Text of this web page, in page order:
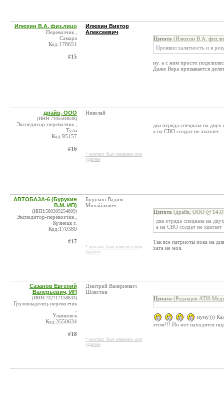
Илюхин В.А. физ.лицо
Перевозчик ,
Самара
Код:178651
#15
Илюхин Виктор
Алексеевич
Цитата (Илюхин В.А.
Проявил халатность и в
ну. а с ним просто
Даже Вера призывается
драйв, ООО
(ИНН:7105500638)
Экспедитор-перевозчик ,
Тула
Код:95157
#16
Николай
* контакт был изменен или
удален
два отряда спецназа на
а на СВО солдат не хватает
АВТОБАЗА-6 (Бурукин
В.М. ИП)
(ИНН:580309254809)
Экспедитор-перевозчик ,
Кузнецк г.
Код:170380
#17
Бурукин Вадим
Михайлович
* контакт был изменен или
удален
Цитата (драйв, ООО @
два отряда спецназа на
а на СВО солдат не хватает
Так все патриоты пока на
хата не моя.
Сазанов Евгений
Валерьевич, ИП
(ИНН:732717158843)
Грузовладелец-перевозчик
Ульяновск
Код:3550634
#18
Дмитрий Валериевич
Шляхтин
* контакт был изменен или
удален
Цитата (Редакция АТИ-
нуну)))
этом!!! Но нет находятся